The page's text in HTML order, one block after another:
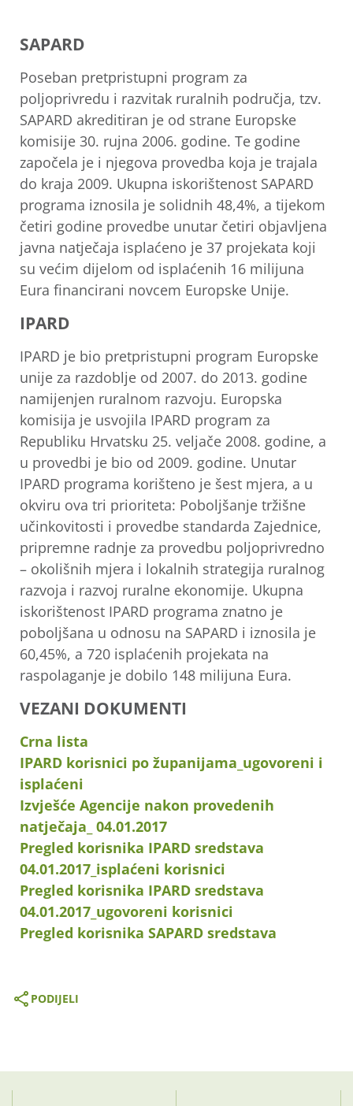
SAPARD
Poseban pretpristupni program za
poljoprivredu i razvitak ruralnih područja, tzv.
SAPARD akreditiran je od strane Europske
komisije 30. rujna 2006. godine. Te godine
započela je i njegova provedba koja je trajala
do kraja 2009. Ukupna iskorištenost SAPARD
programa iznosila je solidnih 48,4%, a tijekom
četiri godine provedbe unutar četiri objavljena
javna natječaja isplaćeno je 37 projekata koji
su većim dijelom od isplaćenih 16 milijuna
Eura financirani novcem Europske Unije.
IPARD
IPARD je bio pretpristupni program Europske
unije za razdoblje od 2007. do 2013. godine
namijenjen ruralnom razvoju. Europska
komisija je usvojila IPARD program za
Republiku Hrvatsku 25. veljače 2008. godine, a
u provedbi je bio od 2009. godine. Unutar
IPARD programa korišteno je šest mjera, a u
okviru ova tri prioriteta: Poboljšanje tržišne
učinkovitosti i provedbe standarda Zajednice,
pripremne radnje za provedbu poljoprivredno
– okolišnih mjera i lokalnih strategija ruralnog
razvoja i razvoj ruralne ekonomije. Ukupna
iskorištenost IPARD programa znatno je
poboljšana u odnosu na SAPARD i iznosila je
60,45%, a 720 isplaćenih projekata na
raspolaganje je dobilo 148 milijuna Eura.
VEZANI DOKUMENTI
Crna lista
IPARD korisnici po županijama_ugovoreni i
isplaćeni
Izvješće Agencije nakon provedenih
natječaja_ 04.01.2017
Pregled korisnika IPARD sredstava
04.01.2017_isplaćeni korisnici
Pregled korisnika IPARD sredstava
04.01.2017_ugovoreni korisnici
Pregled korisnika SAPARD sredstava
PODIJELI